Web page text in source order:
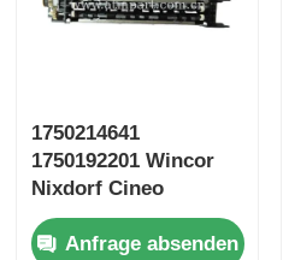
1750214641
1750192201 Wincor
Nixdorf Cineo
Transfer-Einheit
sichere CRS ATS
Anfrage absenden